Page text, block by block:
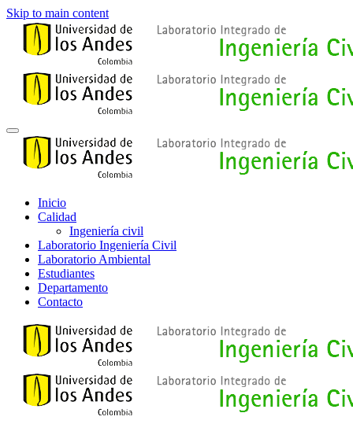
Skip to main content
Inicio
Calidad
Ingeniería civil
Laboratorio Ingeniería Civil
Laboratorio Ambiental
Estudiantes
Departamento
Contacto